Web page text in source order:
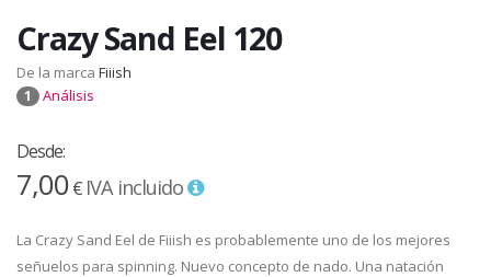
Crazy Sand Eel 120
De la marca Fiiish
1 Análisis
Desde:
7,00€ IVA incluido
La Crazy Sand Eel de Fiiish es probablemente uno de los mejores
señuelos para spinning. Nuevo concepto de nado. Una natación